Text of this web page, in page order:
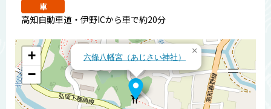
車
高知自動車道・伊野ICから車で約20分
六條八幡宮（あじさい神社）
×
+
−